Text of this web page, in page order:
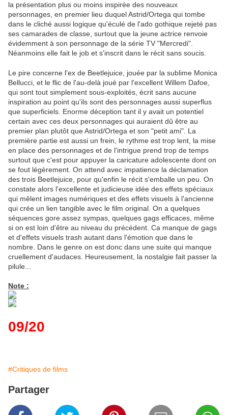
la présentation plus ou moins inspirée des nouveaux
personnages, en premier lieu duquel Astrid/Ortega qui tombe
dans le cliché aussi logique qu'éculé de l'ado gothique rejeté pas
ses camarades de classe, surtout que la jeune actrice renvoie
évidemment à son personnage de la série TV "Mercredi".
Néanmoins elle fait le job et s'inscrit dans le récit sans soucis.
Le pire concerne l'ex de Beetlejuice, jouée par la sublime Monica
Bellucci, et le flic de l'au-delà joué par l'excellent Willem Dafoe,
qui sont tout simplement sous-exploités, écrit sans aucune
inspiration au point qu'ils sont des personnages aussi superflus
que superficiels. Enorme déception tant il y avait un potentiel
certain avec ces deux personnages qui auraient dû être au
premier plan plutôt que Astrid/Ortega et son "petit ami". La
première partie est aussi un frein, le rythme est trop lent, la mise
en place des personnages et de l'intrigue prend trop de temps
surtout que c'est pour appuyer la caricature adolescente dont on
se fout légèrement. On attend avec impatience la déclamation
des trois Beetlejuice, pour qu'enfin le récit s'emballe un peu. On
constate alors l'excellente et judicieuse idée des effets spéciaux
qui mêlent images numériques et des effets visuels à l'ancienne
qui crée un lien tangible avec le film original. On a quelques
séquences gore assez sympas, quelques gags efficaces, même
si on est loin d'être au niveau du précédent. Ca manque de gags
et d'effets visuels trash autant dans l'émotion que dans le
nombre. Dans le genre on est donc dans une suite qui manque
cruellement d'audaces. Heureusement, la nostalgie fait passer la
pilule...
Note :
09/20
#Critiques de films
Partager